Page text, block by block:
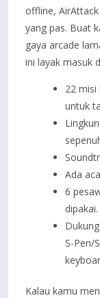
offline,
yang pas. Buat
gaya arcade
ini layak masuk
22 misi
untuk
Ada
6
dipakai.
S-Pen/
Kalau kamu